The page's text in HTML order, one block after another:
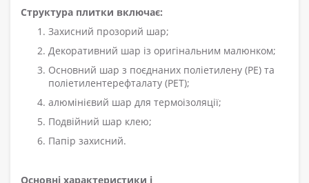
Структура плитки включає:
Захисний прозорий шар;
Декоративний шар із оригінальним малюнком;
Основний шар з поєднаних поліетилену (PE) та
поліетилентерефталату (PET);
алюмінієвий шар для термоізоляції;
Подвійний шар клею;
Папір захисний.
Основні характеристики і